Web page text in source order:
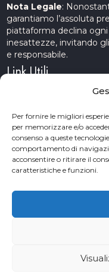
Per fornire le migliori
per memorizzare e/o
consenso a queste
comportamento di
acconsentire o ritirare il
caratteristiche e funzioni.
Nota Legale:
garantiamo l’assoluta
piattaforma declina
inesattezze, invitando
e responsabile.
Link Utili
Servizi Cinematografici
CercAttori
Accademia Arte e